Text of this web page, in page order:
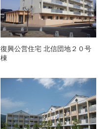
復興公営住宅 北信団地２０号
棟